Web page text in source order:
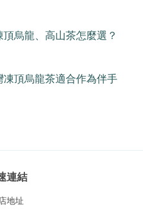
烏龍、高山茶怎麼選？
頂烏龍茶適合作為伴手
連結
地址